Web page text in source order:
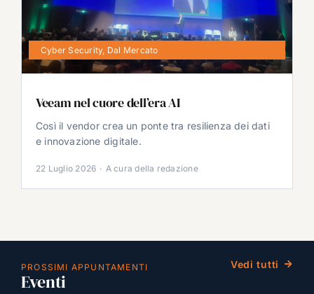
Cyber Security, Dal Mercato
Veeam nel cuore dell’era AI
Così il vendor crea un ponte tra resilienza dei dati
e innovazione digitale.
22 Luglio 2026 · A cura della redazione
PROSSIMI APPUNTAMENTI
Eventi
Vedi tutti